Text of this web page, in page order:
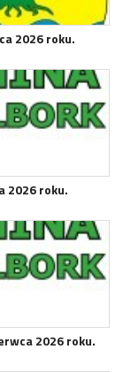
2026 roku.
2026 roku.
2026 roku.